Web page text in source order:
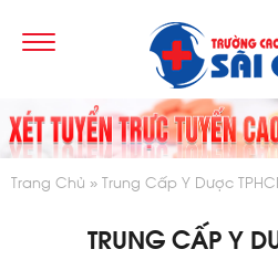
Trang Chủ Trung Cấp Y Dược
TRUNG CẤP Y